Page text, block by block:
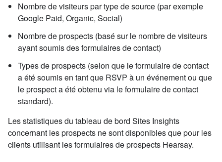
Nombre de visiteurs par type de source (par exemple
Google Paid, Organic, Social)
Nombre de prospects (basé sur le nombre de visiteurs
ayant soumis des formulaires de contact)
Types de prospects (selon que le formulaire de contact
a été soumis en tant que RSVP à un événement ou que
le prospect a été obtenu via le formulaire de contact
standard).
Les statistiques du tableau de bord Sites Insights
concernant les prospects ne sont disponibles que pour les
clients utilisant les formulaires de prospects Hearsay.